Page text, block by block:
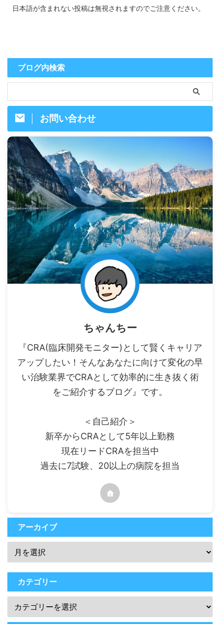
日本語が含まれない投稿は無視されますのでご注意ください。
ブログ内検索
お問い合わせ
ちゃんちー
『CRA(臨床開発モニター)として賢くキャリア
アップしたい！そんなあなたに向けて変化の早
い治験業界でCRAとして効率的に生き抜く術
をご紹介するブログ』です。
＜自己紹介＞
新卒からCRAとして5年以上勤務
現在リードCRAを担当中
過去に7試験、20以上の病院を担当
アーカイブ
カテゴリー